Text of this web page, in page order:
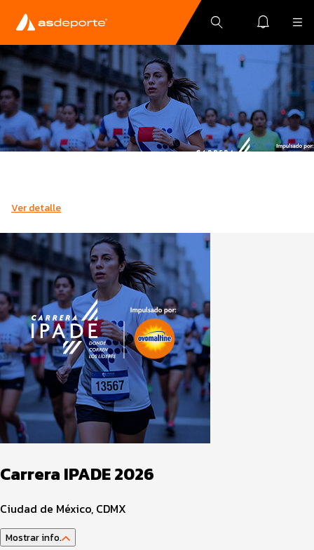
Ver detalle
Carrera IPADE 2026
Ciudad de México, CDMX
Mostrar info.